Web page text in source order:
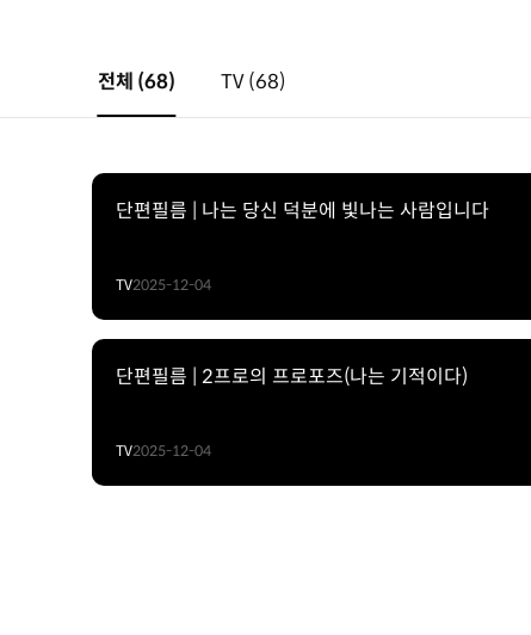
전체 (68) TV(68)
단편필름 | 나는 당신 덕분에 빛나는 사람입니다
TV2025-12-04
단편필름 | 2프로의 프로포즈(나는 기적이다)
TV2025-12-04